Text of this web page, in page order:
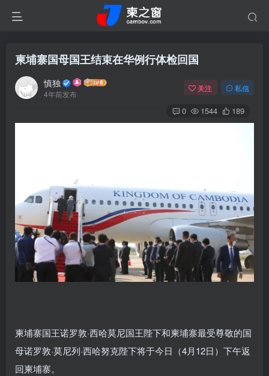
柬埔寨国母国王结束在华例行体检回国
慎独
4年前发布
关注 私信
0 1544 189
柬埔寨国王诺罗敦·西哈莫尼国王陛下和柬埔寨最受尊敬的国
母诺罗敦·莫尼列·西哈努克陛下将于今日（4月12日）下午返
回柬埔寨。